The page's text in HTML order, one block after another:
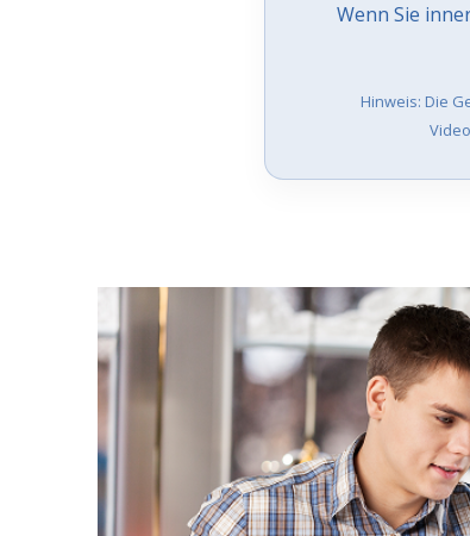
Wenn Sie
Hinweis: Die